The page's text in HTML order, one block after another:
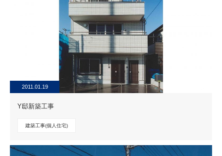
2011.01.19
Y邸新築工事
建築工事(個人住宅)